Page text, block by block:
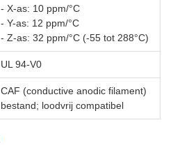
- X-as: 10 ppm/°C
- Y-as: 12 ppm/°C
- Z-as: 32 ppm/°C (-55 tot 288°C)
UL 94-V0
CAF (conductive anodic filament)
bestand; loodvrij compatibel